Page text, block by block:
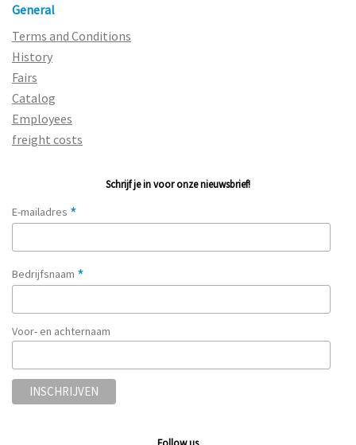
General
Terms and Conditions
History
Fairs
Catalog
Employees
freight costs
Schrijf je in voor onze nieuwsbrief!
E-mailadres *
Bedrijfsnaam *
Voor- en achternaam